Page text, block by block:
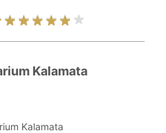
Kalamata
Kalamata